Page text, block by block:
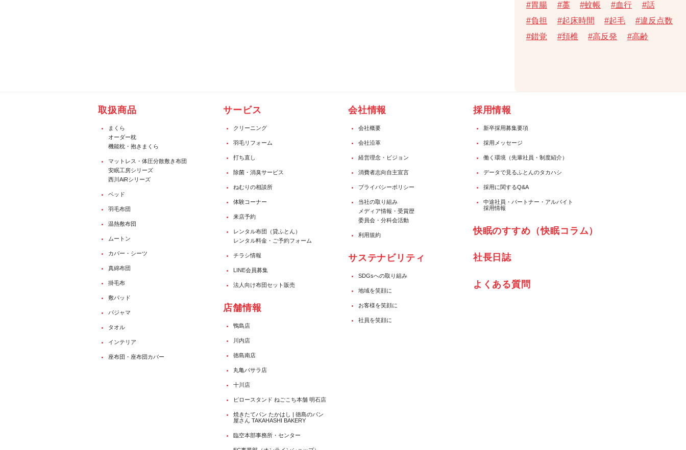
胃腸
藁 蚊帳 血行
話
負担
起床時間 起毛
違反点数
錯覚
頚椎 高反発 高齢
取扱商品
まくら
オーダー枕
機能枕・抱きまくら
マットレス・体圧分散敷き布団
安眠工房シリーズ
西川AiRシリーズ
ベッド
羽毛布団
温熱敷布団
ムートン
カバー・シーツ
真綿布団
掛毛布
敷パッド
パジャマ
タオル
インテリア
座布団・座布団カバー
サービス
クリーニング
羽毛リフォーム
打ち直し
除菌・消臭サービス
ねむりの相談所
体験コーナー
来店予約
レンタル布団（貸ふとん）
レンタル料金・ご予約フォーム
チラシ情報
LINE会員募集
法人向け布団セット販売
店舗情報
鴨島店
川内店
徳島南店
丸亀バサラ店
十川店
ピロースタンド ねごこち本舗 明石店
焼きたてパン たかはし | 徳島のパン
屋さん TAKAHASHI BAKERY
臨空本部事務所・センター
会社情報
会社概要
会社沿革
経営理念・ビジョン
消費者志向自主宣言
プライバシーポリシー
当社の取り組み
メディア情報・受賞歴
委員会・分科会活動
利用規約
サステナビリティ
SDGsへの取り組み
地域を笑顔に
お客様を笑顔に
社員を笑顔に
採用情報
新卒採用募集要項
採用メッセージ
働く環境（先輩社員・制度紹介）
データで見るふとんのタカハシ
採用に関するQ&A
中途社員・パートナー・アルバイト
採用情報
快眠のすすめ（快眠コラム）
社⾧日誌
よくある質問